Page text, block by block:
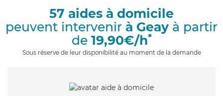
i
57 aides à domicile
peuvent intervenir à Geay à partir
de 19,90€/h*
Sous réserve de leur disponibilité au moment de la demande